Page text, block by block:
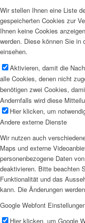
Wir stellen Ihnen eine Liste
gespeicherten Cookies zur
Ihnen keine Cookies
werden. Diese können Sie in
einsehen.
Aktivieren, damit die
alle Cookies, denen nicht
benötigen zwei Cookies,
Andernfalls wird diese
Hier klicken, um
Andere externe Dienste
Wir nutzen auch
Maps und externe
personenbezogene Daten
deaktivieren. Bitte beachten
Funktionalität und das
kann. Die Änderungen
Google Webfont
Hier klicken, um Google